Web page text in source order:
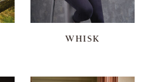
WHISK